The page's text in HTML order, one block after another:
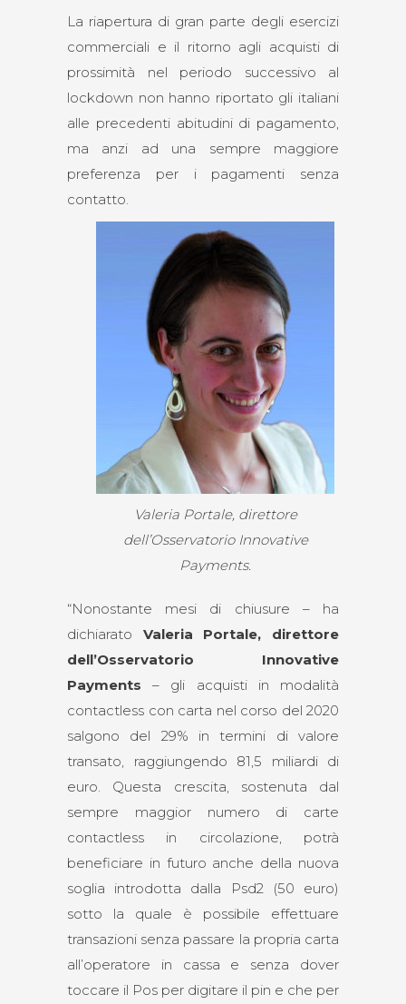
La riapertura di gran parte degli esercizi
commerciali e il ritorno agli acquisti di
prossimità nel periodo successivo al
lockdown non hanno riportato gli italiani
alle precedenti abitudini di pagamento,
ma anzi ad una sempre maggiore
preferenza per i pagamenti senza
contatto.
Valeria Portale, direttore
dell’Osservatorio Innovative
Payments.
“Nonostante mesi di chiusure – ha
dichiarato Valeria Portale, direttore
dell’Osservatorio Innovative
Payments– gli acquisti in modalità
contactless con carta nel corso del 2020
salgono del 29% in termini di valore
transato, raggiungendo 81,5 miliardi di
euro. Questa crescita, sostenuta dal
sempre maggior numero di carte
contactless in circolazione, potrà
beneficiare in futuro anche della nuova
soglia introdotta dalla Psd2 (50 euro)
sotto la quale è possibile effettuare
transazioni senza passare la propria carta
all’operatore in cassa e senza dover
toccare il Pos per digitare il pin e che per